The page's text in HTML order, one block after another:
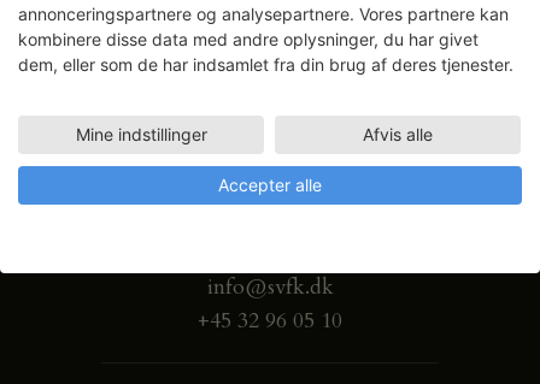
Gammel Dok Pakhus
info@svfk.dk
+45 32 96 05 10
annonceringspartnere og analysepartnere. Vores partnere kan
kombinere disse data med andre oplysninger, du har givet
dem, eller som de har indsamlet fra din brug af deres tjenester.
Mine indstillinger Afvis alle
Accepter alle